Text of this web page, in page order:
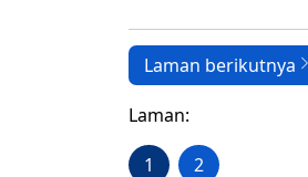
Laman berikutnya
Laman:
1 2